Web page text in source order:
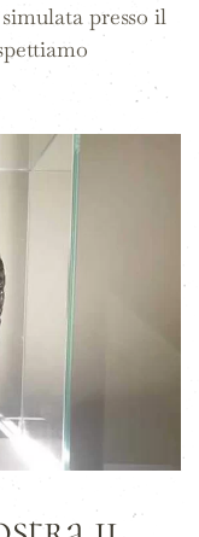
presso il